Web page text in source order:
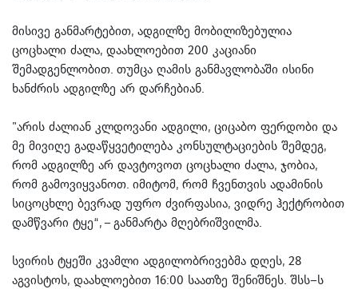
მისივე განმარტებით, ადგილზე მობილიზებულია
ცოცხალი ძალა, დაახლოებით 200 კაციანი
შემადგენლობით. თუმცა ღამის განმავლობაში ისინი
ხანძრის ადგილზე არ დარჩებიან.
"არის ძალიან კლდოვანი ადგილი, ციცაბო ფერდობი და
მე მივიღე გადაწყვეტილება კონსულტაციების შემდეგ,
რომ ადგილზე არ დავტოვოთ ცოცხალი ძალა, ჯობია,
რომ გამოვიყვანოთ. იმიტომ, რომ ჩვენთვის ადამინის
სიცოცხლე ბევრად უფრო ძვირფასია, ვიდრე ჰექტრობით
დამწვარი ტყე“, – განმარტა მღებრიშვილმა.
სვირის ტყეში კვამლი ადგილობრივებმა დღეს, 28
აგვისტოს, დაახლოებით 16:00 საათზე შენიშნეს. შსს–ს